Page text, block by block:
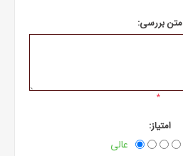
متن بررسی:
*
امتیاز:
عالی